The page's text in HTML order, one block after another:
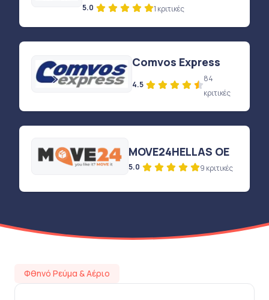
5.0 1 κριτικές
Comvos Express
4.5
84
κριτικές
MOVE24HELLAS OE
5.0 9 κριτικές
Φθηνό Ρεύμα & Αέριο